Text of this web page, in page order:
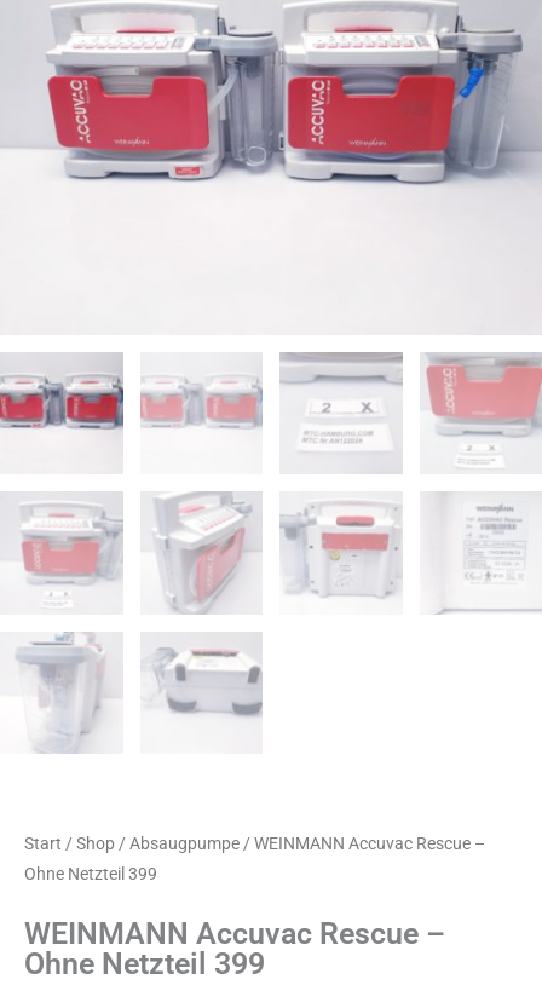
Start / Shop / Absaugpumpe / WEINMANN Accuvac Rescue –
Ohne Netzteil 399
WEINMANN Accuvac Rescue –
Ohne Netzteil 399